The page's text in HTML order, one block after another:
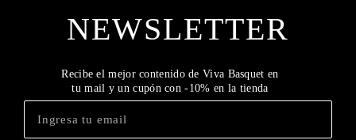
NEWSLETTER
Recibe el mejor contenido de Viva Basquet en
tu mail y un cupón con -10% en la tienda